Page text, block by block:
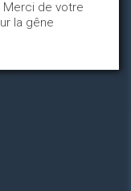
Merci de votre
la gêne